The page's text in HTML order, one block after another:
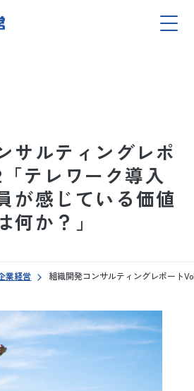
サルティングレポ
テレワーク導入
が感じている価値
何か？」
業経営 組織開発コンサルティングレポート